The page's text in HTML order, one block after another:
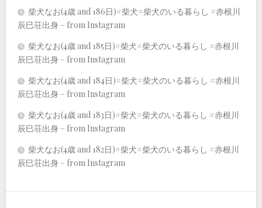
柴犬なお(4歳 and 186日)#柴犬#柴犬のいる暮らし #赤根川
辰巳荘出身 – from Instagram
柴犬なお(4歳 and 185日)#柴犬#柴犬のいる暮らし #赤根川
辰巳荘出身 – from Instagram
柴犬なお(4歳 and 184日)#柴犬#柴犬のいる暮らし #赤根川
辰巳荘出身 – from Instagram
柴犬なお(4歳 and 183日)#柴犬#柴犬のいる暮らし #赤根川
辰巳荘出身 – from Instagram
柴犬なお(4歳 and 182日)#柴犬#柴犬のいる暮らし #赤根川
辰巳荘出身 – from Instagram